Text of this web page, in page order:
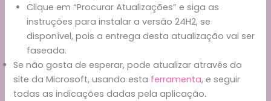
Clique em “Procurar Atualizações” e siga as
instruções para instalar a versão 24H2, se
disponível, pois a entrega desta atualização vai ser
faseada.
Se não gosta de esperar, pode atualizar através do
site da Microsoft, usando esta ferramenta, e seguir
todas as indicações dadas pela aplicação.